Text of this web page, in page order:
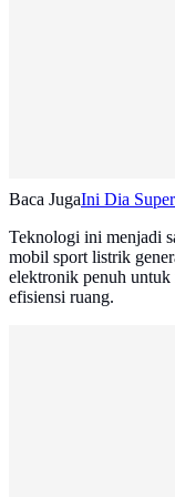
Baca JugaIni Dia
Teknologi ini menjadi
mobil sport listrik
elektronik penuh untuk
efisiensi ruang.